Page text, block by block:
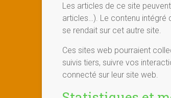
Les articles de ce site
articles…). Le contenu intégré
se rendait sur cet autre site.
Ces sites web pourraient
suivis tiers, suivre vos
connecté sur leur site web.